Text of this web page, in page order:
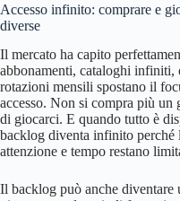
Accesso infinito: comprare e
diverse
Il mercato ha capito
abbonamenti, cataloghi infiniti,
rotazioni mensili spostano il
accesso. Non si compra più un
di giocarci. E quando tutto è
backlog diventa infinito perché
attenzione e tempo restano
Il backlog può anche diventare